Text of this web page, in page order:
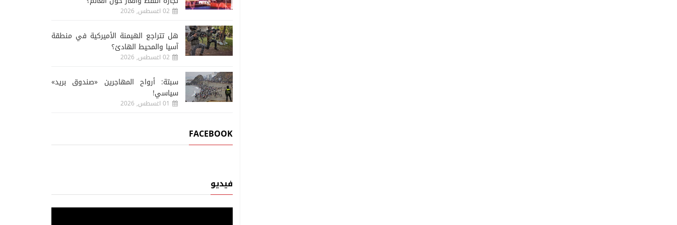
02 اغسطس, 2026
هل تتراجع الهيمنة الأميركية في منطقة
آسيا والمحيط الهادئ؟
02 اغسطس, 2026
سبتة: أرواح المهاجرين «صندوق بريد»
سياسي!
01 اغسطس, 2026
FACEBOOK
فيديو